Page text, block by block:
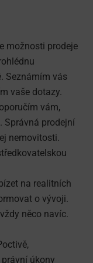
možnosti prodeje
Seznámím vás
vaše dotazy.
vám,
Správná prodejní
nemovitosti.
na realitních
o vývoji.
něco navíc.
úkony